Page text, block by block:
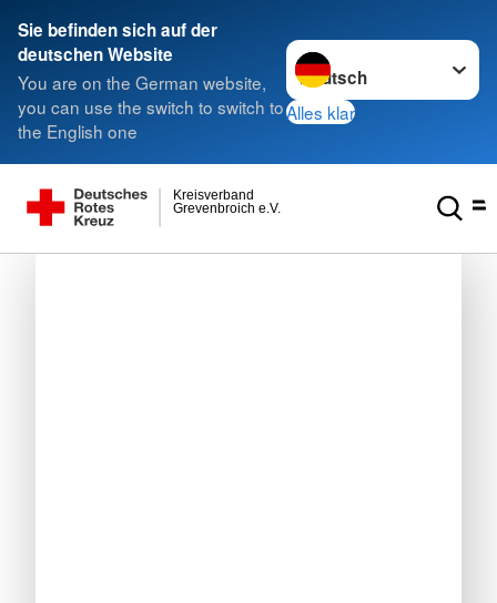
Sie befinden sich auf der
deutschen Website
You are on the German website,
you can use the switch to switch to
the English one
Sprache wechseln zu
Alles klar
Grevenbroich e.V.
Kreisverband